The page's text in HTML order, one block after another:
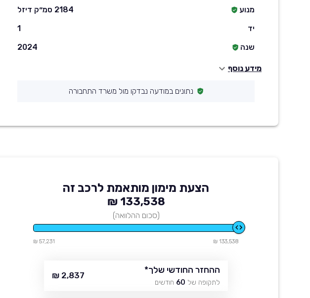
מנוע
2184 סמ״ק דיזל
יד
1
שנה
2024
מידע נוסף
נתונים במודעה נבדקו מול משרד התחבורה
הצעת מימון מותאמת לרכב זה
133,538 ₪
(סכום ההלוואה)
133,538 ₪
57,231 ₪
ההחזר החודשי שלך*
לתקופה של 60 חודשים
2,837 ₪